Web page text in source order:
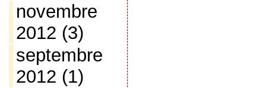
novembre
2012 (3)
septembre
2012 (1)